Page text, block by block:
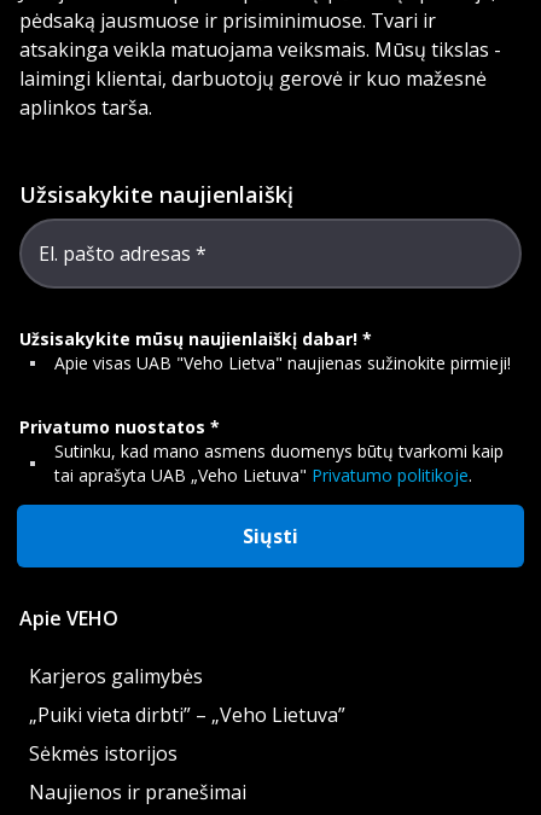
pėdsaką jausmuose ir prisiminimuose. Tvari ir
atsakinga veikla matuojama veiksmais. Mūsų tikslas -
laimingi klientai, darbuotojų gerovė ir kuo mažesnė
aplinkos tarša.
Užsisakykite naujienlaiškį
El. pašto adresas
Užsisakykite mūsų naujienlaiškį dabar!
Apie visas UAB "Veho Lietva" naujienas sužinokite pirmieji!
Privatumo nuostatos
Sutinku, kad mano asmens duomenys būtų tvarkomi kaip
tai aprašyta UAB „Veho Lietuva" Privatumo politikoje.
Siųsti
Apie VEHO
Karjeros galimybės
„Puiki vieta dirbti” – „Veho Lietuva”
Sėkmės istorijos
Naujienos ir pranešimai